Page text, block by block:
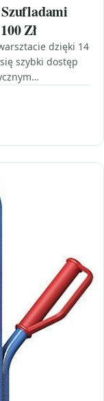
Zł
dzięki 14
szybki dostęp